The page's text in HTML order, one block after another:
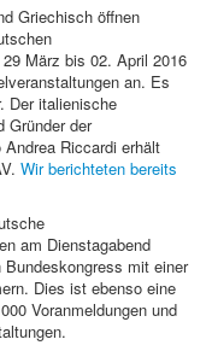
Griechisch öffnen
März bis 02. April 2016
an. Es
Der italienische
Gründer der
Riccardi erhält
Wir berichteten bereits
am Dienstagabend
mit einer
Dies ist ebenso eine
Voranmeldungen und